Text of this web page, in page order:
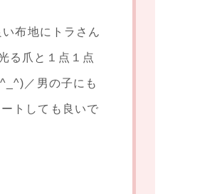
布地にトラさん
る爪と１点１点
／男の子にも
トしても良いで